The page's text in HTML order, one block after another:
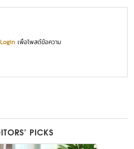
Login เพื่อโพสต์ข้อความ
PICKS